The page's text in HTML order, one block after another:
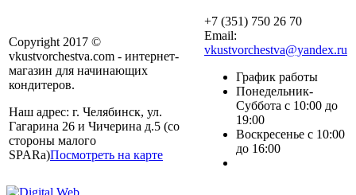
Copyright 2017 ©
vkustvorchestva.com - интернет-
магазин для начинающих
кондитеров.
Наш адрес: г. Челябинск, ул.
Гагарина 26 и Чичерина д.5 (со
стороны малого
SPARa)Посмотреть на карте
+7 (351) 750 26 70
Email:
vkustvorchestva@yandex.ru
График работы
Понедельник-
Суббота с 10:00 до
19:00
Воскресенье с 10:00
до 16:00